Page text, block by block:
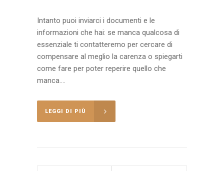
Intanto puoi inviarci i documenti e le
informazioni che hai: se manca qualcosa di
essenziale ti contatteremo per cercare di
compensare al meglio la carenza o spiegarti
come fare per poter reperire quello che
manca....
LEGGI DI PIÙ